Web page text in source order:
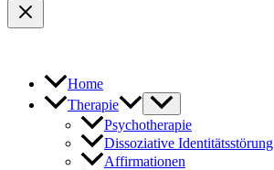
Home
Therapie
Psychotherapie
Dissoziative Identitätsstörung
Affirmationen